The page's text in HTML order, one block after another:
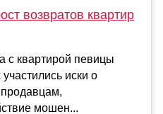
возвратов квартир
с квартирой певицы
иски о
мошен...